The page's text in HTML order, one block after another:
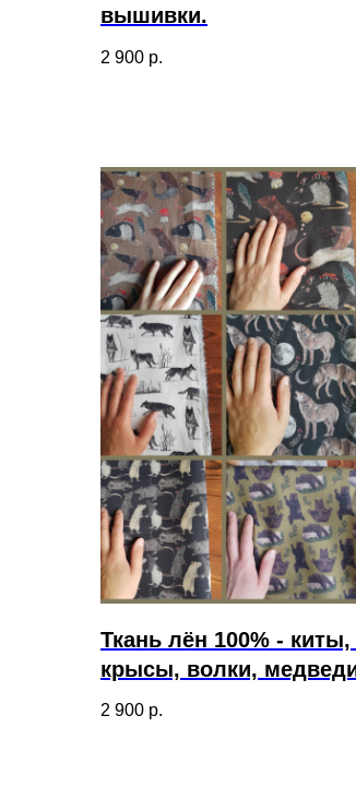
вышивки.
2 900 р.
Ткань лён 100% - киты,
крысы, волки,
2 900 р.